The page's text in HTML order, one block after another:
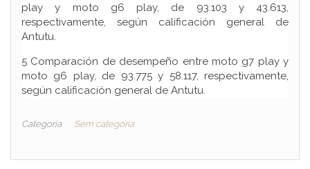
play y moto g6 play, de 93.103 y 43.613,
respectivamente, según calificación general de
Antutu.
5 Comparación de desempeño entre moto g7 play y
moto g6 play, de 93.775 y 58.117, respectivamente,
según calificación general de Antutu.
Categoria Sem categoria